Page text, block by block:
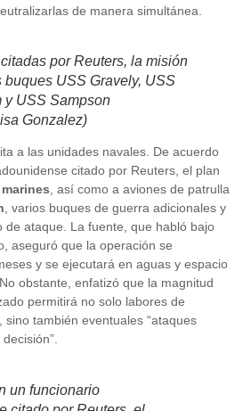
de manera simultánea.
por Reuters, la misión
buques USS Gravely, USS
y USS Sampson
Gonzalez)
a las unidades navales. De acuerdo
citado por Reuters, el plan
, así como a aviones de patrulla
, varios buques de guerra adicionales y
de ataque. La fuente, que habló bajo
aseguró que la operación se
y se ejecutará en aguas y espacio
obstante, enfatizó que la magnitud
permitirá no solo labores de
sino también eventuales “ataques
un funcionario